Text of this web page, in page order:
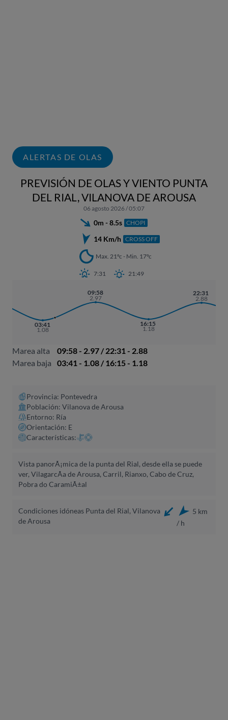
ALERTAS DE OLAS
PREVISIÓN DE OLAS Y VIENTO PUNTA
DEL RIAL, VILANOVA DE AROUSA
06 agosto 2026 / 05:07
0m - 8.5s CHOPI
14 Km/h CROSS OFF
Max. 21ºc - Min. 17ºc
7:31 21:49
03:41
1.08
09:58
2.97
16:15
1.18
22:31
2.88
Marea alta
09:58 - 2.97 / 22:31 - 2.88
Marea baja
03:41 - 1.08 / 16:15 - 1.18
Provincia: Pontevedra
Población: Vilanova de Arousa
Entorno: Ría
Orientación: E
Características:
Vista panorÃ¡mica de la punta del Rial, desde ella se puede
ver, VilagarcÃ­a de Arousa, Carril, Rianxo, Cabo de Cruz,
Pobra do CaramiÃ±al
Condiciones idóneas Punta del Rial, Vilanova
de Arousa
5 km
/ h